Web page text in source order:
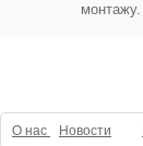
монтажу.
О нас Новости